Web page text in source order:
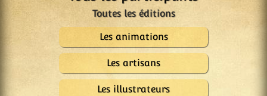
Les animations
Les artisans
Les illustrateurs